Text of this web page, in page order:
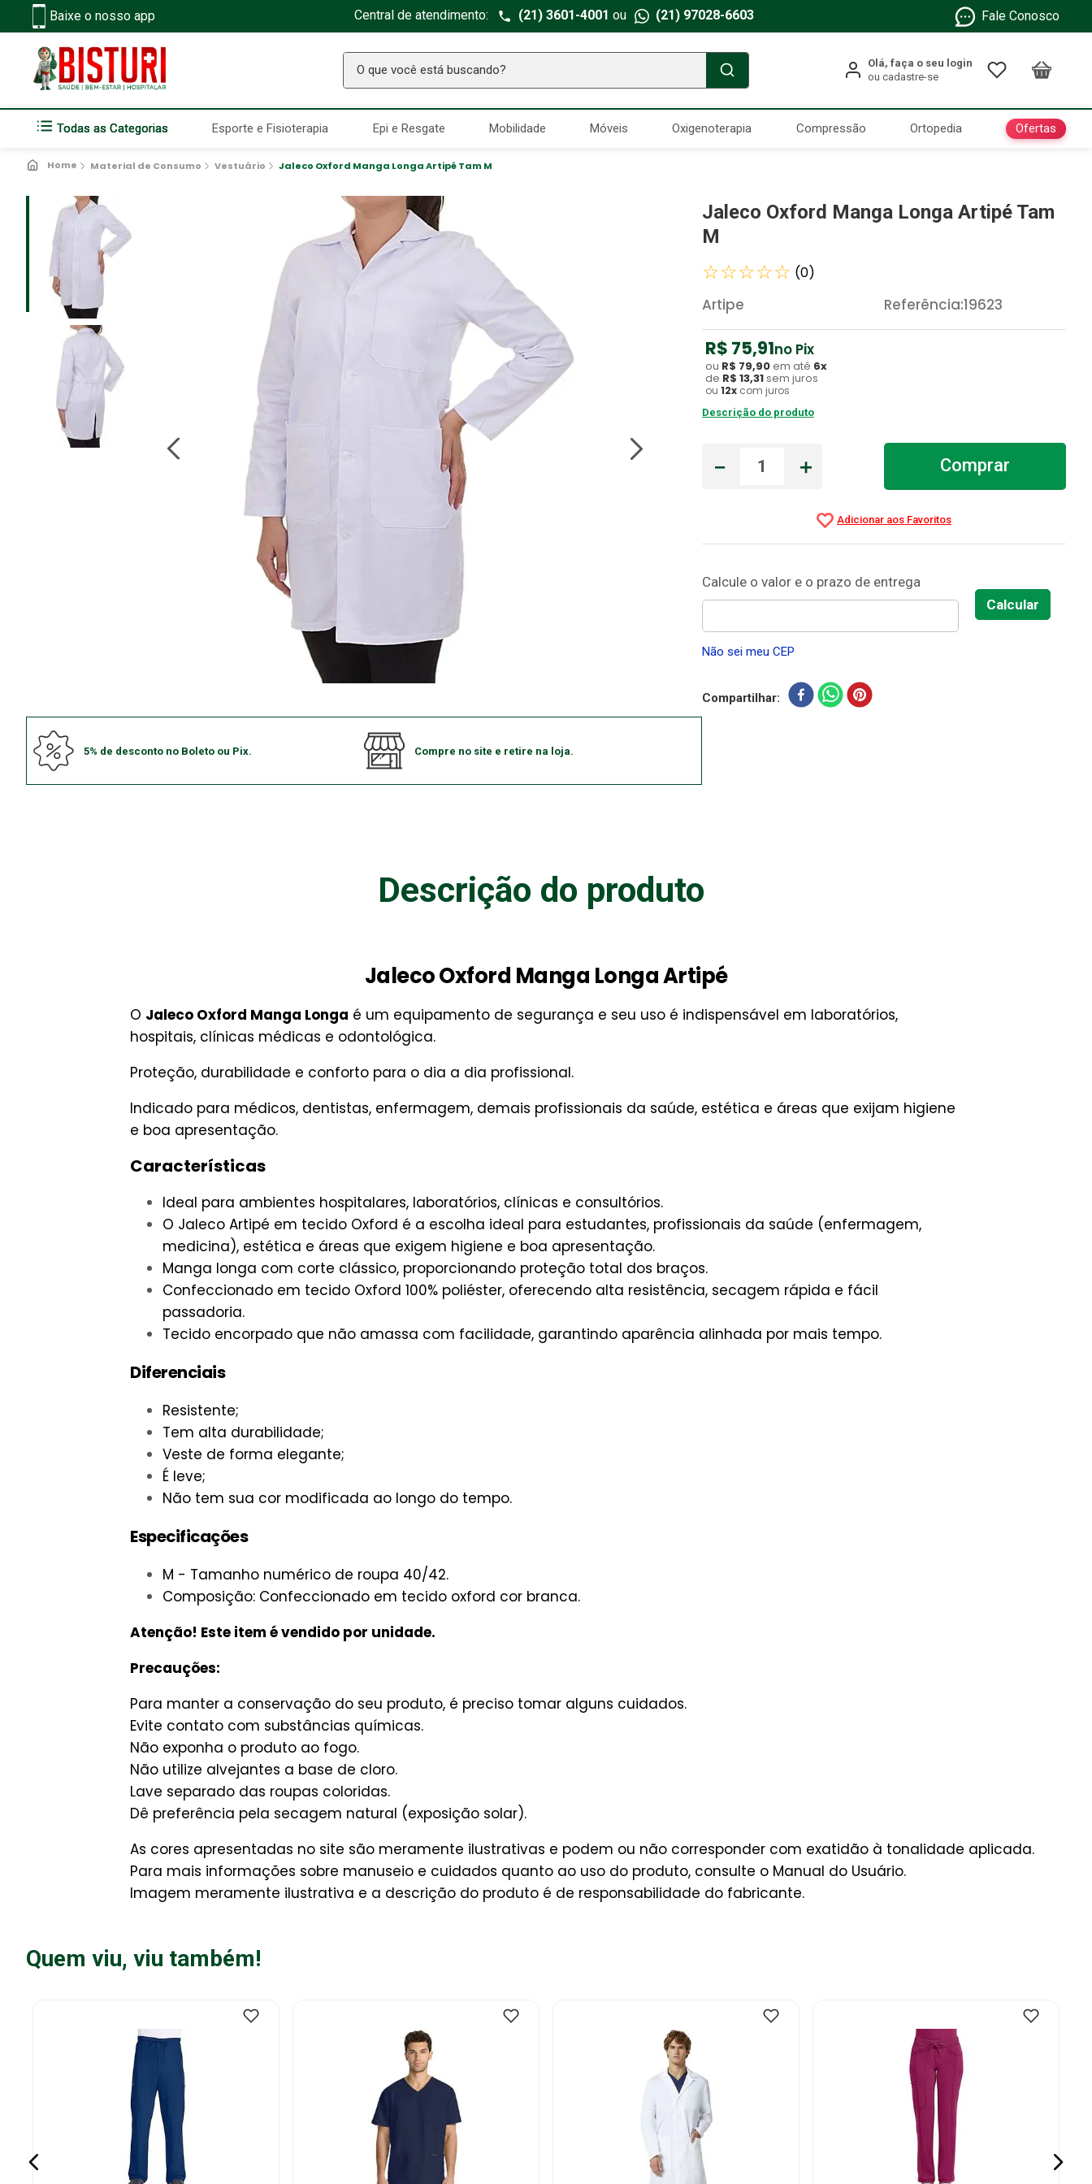
Baixe o nosso app Central de atendimento: (21) 3601-4001 ou (21) 97028-6603 Fale Conosco
O que você está buscando?
Todas as Categorias Esporte e Fisioterapia Epi e Resgate Mobilidade Móveis Oxigenoterapia Compressão Ortopedia Ofertas
Material de Consumo Vestuário Jaleco Oxford Manga Longa Artipé Tam M
5% de desconto no Boleto ou Pix. Compre no site e retire na loja.
Jaleco Oxford Manga Longa Artipé Tam
M
☆☆☆☆☆ (0)
Artipe Referência:19623
R$ 75,91no Pix
ou R$ 79,90em até 6x
de R$ 13,31 sem juros
ou 12x com juros
Descrição do produto
＋
－ Comprar
Não sei meu CEP
Compartilhar
Descrição do produto
Jaleco Oxford Manga Longa Artipé
O Jaleco Oxford Manga Longa é um equipamento de segurança e seu uso é indispensável em laboratórios,
hospitais, clínicas médicas e odontológica.
Proteção, durabilidade e conforto para o dia a dia profissional.
Indicado para médicos, dentistas, enfermagem, demais profissionais da saúde, estética e áreas que exijam higiene
e boa apresentação.
Características
Ideal para ambientes hospitalares, laboratórios, clínicas e consultórios.
O Jaleco Artipé em tecido Oxford é a escolha ideal para estudantes, profissionais da saúde (enfermagem,
medicina), estética e áreas que exigem higiene e boa apresentação.
Manga longa com corte clássico, proporcionando proteção total dos braços.
Confeccionado em tecido Oxford 100% poliéster, oferecendo alta resistência, secagem rápida e fácil
passadoria.
Tecido encorpado que não amassa com facilidade, garantindo aparência alinhada por mais tempo.
Diferenciais
Resistente;
Tem alta durabilidade;
Veste de forma elegante;
É leve;
Não tem sua cor modificada ao longo do tempo.
Especificações
M - Tamanho numérico de roupa 40/42.
Composição: Confeccionado em tecido oxford cor branca.
Atenção! Este item é vendido por unidade.
Precauções:
Para manter a conservação do seu produto, é preciso tomar alguns cuidados.
Evite contato com substâncias químicas.
Não exponha o produto ao fogo.
Não utilize alvejantes a base de cloro.
Lave separado das roupas coloridas.
Dê preferência pela secagem natural (exposição solar).
As cores apresentadas no site são meramente ilustrativas e podem ou não corresponder com exatidão à tonalidade aplicada.
Para mais informações sobre manuseio e cuidados quanto ao uso do produto, consulte o Manual do Usuário.
Imagem meramente ilustrativa e a descrição do produto é de responsabilidade do fabricante.
Quem viu, viu também!
TERMOS MAIS BUSCADOS
Seringa Insulina
2º Fralda Geriatrica
3º
Estetoscopio Littmann
5 Aparelho Pressão
Cadeira Banho